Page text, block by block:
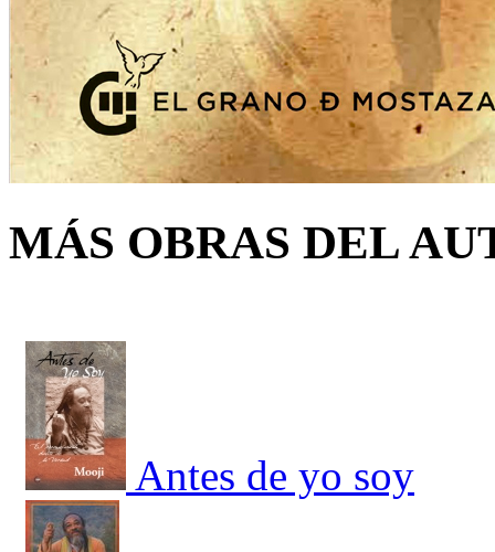
MÁS OBRAS DEL
Antes de yo soy